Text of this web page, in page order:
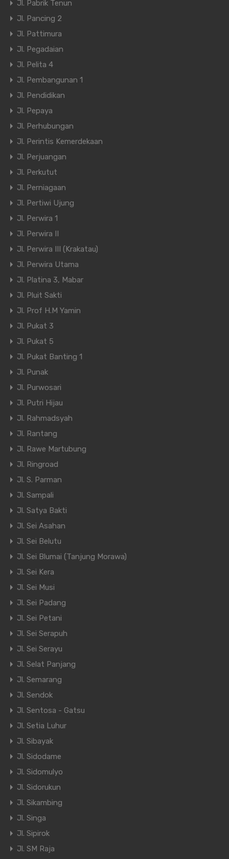
Jl. Pabrik Tenun
Jl. Pancing 2
Jl. Pattimura
Jl. Pegadaian
Jl. Pelita 4
Jl. Pembangunan 1
Jl. Pendidikan
Jl. Pepaya
Jl. Perhubungan
Jl. Perintis Kemerdekaan
Jl. Perjuangan
Jl. Perkutut
Jl. Perniagaan
Jl. Pertiwi Ujung
Jl. Perwira 1
Jl. Perwira II
Jl. Perwira III (Krakatau)
Jl. Perwira Utama
Jl. Platina 3, Mabar
Jl. Pluit Sakti
Jl. Prof H.M Yamin
Jl. Pukat 3
Jl. Pukat 5
Jl. Pukat Banting 1
Jl. Punak
Jl. Purwosari
Jl. Putri Hijau
Jl. Rahmadsyah
Jl. Rantang
Jl. Rawe Martubung
Jl. Ringroad
Jl. S. Parman
Jl. Sampali
Jl. Satya Bakti
Jl. Sei Asahan
Jl. Sei Belutu
Jl. Sei Blumai (Tanjung Morawa)
Jl. Sei Kera
Jl. Sei Musi
Jl. Sei Padang
Jl. Sei Petani
Jl. Sei Serapuh
Jl. Sei Serayu
Jl. Selat Panjang
Jl. Semarang
Jl. Sendok
Jl. Sentosa - Gatsu
Jl. Setia Luhur
Jl. Sibayak
Jl. Sidodame
Jl. Sidomulyo
Jl. Sidorukun
Jl. Sikambing
Jl. Singa
Jl. Sipirok
Jl. SM Raja